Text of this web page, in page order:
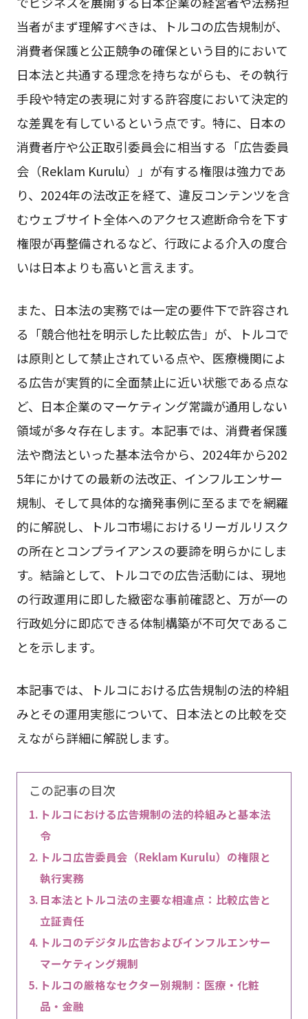
当者がまず理解すべきは、トルコの広告規制が、
消費者保護と公正競争の確保という目的において
日本法と共通する理念を持ちながらも、その執行
手段や特定の表現に対する許容度において決定的
な差異を有しているという点です。特に、日本の
消費者庁や公正取引委員会に相当する「広告委員
会（Reklam Kurulu）」が有する権限は強力であ
り、2024年の法改正を経て、違反コンテンツを含
むウェブサイト全体へのアクセス遮断命令を下す
権限が再整備されるなど、行政による介入の度合
いは日本よりも高いと言えます。
また、日本法の実務では一定の要件下で許容され
る「競合他社を明示した比較広告」が、トルコで
は原則として禁止されている点や、医療機関によ
る広告が実質的に全面禁止に近い状態である点な
ど、日本企業のマーケティング常識が通用しない
領域が多々存在します。本記事では、消費者保護
法や商法といった基本法令から、2024年から202
5年にかけての最新の法改正、インフルエンサー
規制、そして具体的な摘発事例に至るまでを網羅
的に解説し、トルコ市場におけるリーガルリスク
の所在とコンプライアンスの要諦を明らかにしま
す。結論として、トルコでの広告活動には、現地
の行政運用に即した緻密な事前確認と、万が一の
行政処分に即応できる体制構築が不可欠であるこ
とを示します。
本記事では、トルコにおける広告規制の法的枠組
みとその運用実態について、日本法との比較を交
えながら詳細に解説します。
この記事の目次
トルコにおける広告規制の法的枠組みと基本法
令
トルコ広告委員会（Reklam Kurulu）の権限と
執行実務
日本法とトルコ法の主要な相違点：比較広告と
立証責任
トルコのデジタル広告およびインフルエンサー
マーケティング規制
トルコの厳格なセクター別規制：医療・化粧
品・金融